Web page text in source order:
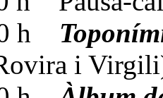
h
i